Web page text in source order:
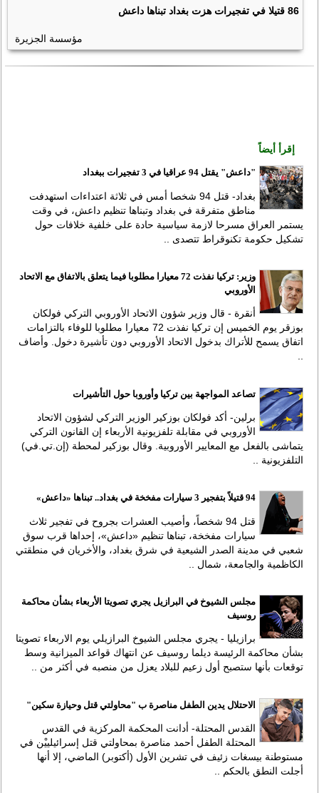
86 قتيلا في تفجيرات هزت بغداد تبناها داعش
مؤسسة الجزيرة
إقرأ أيضاً
"داعش" يقتل 94 عراقيا في 3 تفجيرات ببغداد
بغداد- قتل 94 شخصا أمس في ثلاثة اعتداءات استهدفت
مناطق متفرقة في بغداد وتبناها تنظيم داعش، في وقت
يستمر العراق مسرحا لازمة سياسية حادة على خلفية خلافات حول
تشكيل حكومة تكنوقراط تتصدى ..
وزير: تركيا نفذت 72 معيارا مطلوبا فيما يتعلق بالاتفاق مع الاتحاد
الأوروبي
أنقرة - قال وزير شؤون الاتحاد الأوروبي التركي فولكان
بوزقر يوم الخميس إن تركيا نفذت 72 معيارا مطلوبا للوفاء بالتزامات
اتفاق يسمح للأتراك بدخول الاتحاد الأوروبي دون تأشيرة دخول. وأضاف
..
تصاعد المواجهة بين تركيا وأوروبا حول التأشيرات
برلين- أكد فولكان بوزكير الوزير التركي لشؤون الاتحاد
الأوروبي في مقابلة تلفزيونية الأربعاء إن القانون التركي
يتماشى بالفعل مع المعايير الأوروبية. وقال بوزكير لمحطة (إن.تي.في)
التلفزيونية ..
94 قتيلاً بتفجير 3 سيارات مفخخة في بغداد.. تبناها «داعش»
قتل 94 شخصاً، وأصيب العشرات بجروح في تفجير ثلاث
سيارات مفخخة، تبناها تنظيم «داعش»، إحداها قرب سوق
شعبي في مدينة الصدر الشيعية في شرق بغداد، والأخريان في منطقتي
الكاظمية والجامعة، شمال ..
مجلس الشيوخ في البرازيل يجري تصويتا الأربعاء بشأن محاكمة
روسيف
برازيليا - يجري مجلس الشيوخ البرازيلي يوم الاربعاء تصويتا
بشأن محاكمة الرئيسة ديلما روسيف عن انتهاك قواعد الميزانية وسط
توقعات بأنها ستصبح أول زعيم للبلاد يعزل من منصبه في أكثر من ..
الاحتلال يدين الطفل مناصرة ب "محاولتي قتل وحيازة سكين"
القدس المحتلة- أدانت المحكمة المركزية في القدس
المحتلة الطفل أحمد مناصرة بمحاولتي قتل إسرائيلييْن في
مستوطنة بيسغات زئيف في تشرين الأول (أكتوبر) الماضي، إلا أنها
أجلت النطق بالحكم ..